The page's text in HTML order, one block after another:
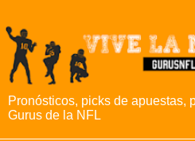
Pronósticos, picks de apuestas,
Gurus de la NFL